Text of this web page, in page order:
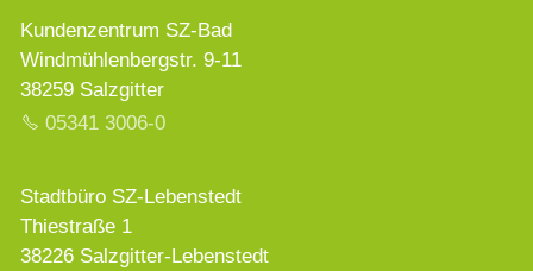
Kundenzentrum SZ-Bad
Windmühlenbergstr. 9-11
38259 Salzgitter
05341 3006-0
Stadtbüro SZ-Lebenstedt
Thiestraße 1
38226 Salzgitter-Lebenstedt